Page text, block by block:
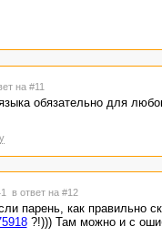
на #11
обязательно для
в ответ на #12
парень, как правильно
?!))) Там можно и с